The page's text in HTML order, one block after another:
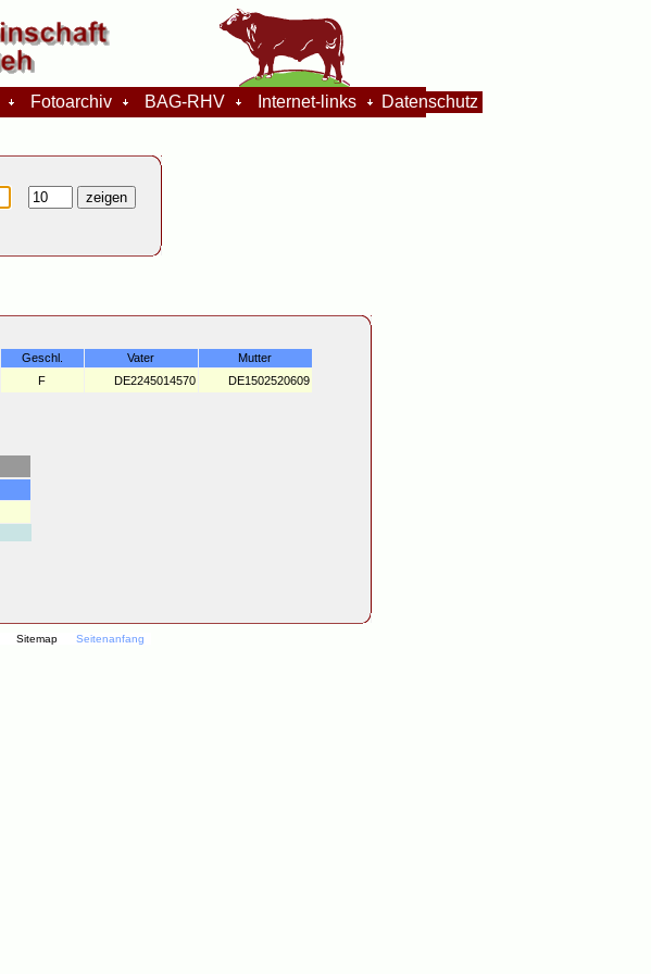
Sitemap Seitenanfang
Fotoarchiv BAG-RHV Internet-links Datenschutz
Geschl. Vater
Mutter
F DE2245014570 DE1502520609